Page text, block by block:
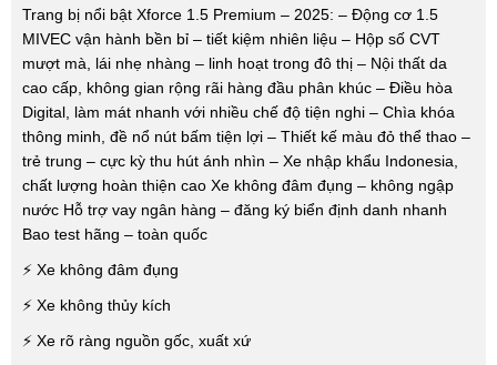
Trang bị nổi bật Xforce 1.5 Premium – 2025: – Động cơ 1.5
MIVEC vận hành bền bỉ – tiết kiệm nhiên liệu – Hộp số CVT
mượt mà, lái nhẹ nhàng – linh hoạt trong đô thị – Nội thất da
cao cấp, không gian rộng rãi hàng đầu phân khúc – Điều hòa
Digital, làm mát nhanh với nhiều chế độ tiện nghi – Chìa khóa
thông minh, đề nổ nút bấm tiện lợi – Thiết kế màu đỏ thể thao –
trẻ trung – cực kỳ thu hút ánh nhìn – Xe nhập khẩu Indonesia,
chất lượng hoàn thiện cao Xe không đâm đụng – không ngập
nước Hỗ trợ vay ngân hàng – đăng ký biển định danh nhanh
Bao test hãng – toàn quốc
⚡ Xe không đâm đụng
⚡ Xe không thủy kích
⚡ Xe rõ ràng nguồn gốc, xuất xứ